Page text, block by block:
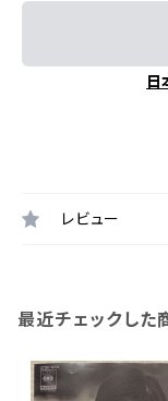
日
レビュー
最近チェックした